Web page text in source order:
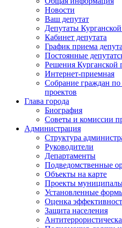
Новости
Ваш депутат
Депутаты
Кабинет депутата
График приема
Постоянные
Решения Курганской
Интернет-приемная
Собрание граждан
проектов
Глава города
Биография
Советы и комиссии
Администрация
Структура
Руководители
Департаменты
Подведомственные
Объекты на карте
Проекты
Установленные
Оценка
Защита населения